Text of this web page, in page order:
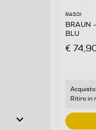
Marca: BABY BEEP
RASOI
BRAUN
BLU
€
Acquisto
Ritiro in